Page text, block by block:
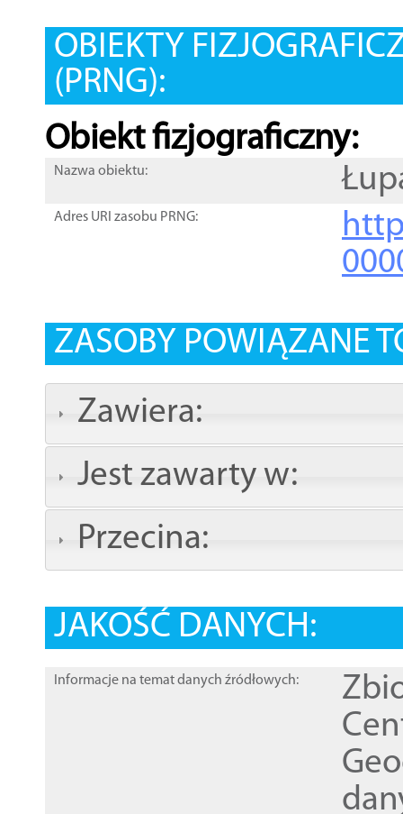
OBIEKTY
(PRNG):
Obiekt fizjograficzny:
Nazwa obiektu:
Adres URI zasobu PRNG:
ZASOBY POWIĄZANE
Zawiera:
Jest zawarty w:
Przecina:
JAKOŚĆ DANYCH:
Informacje na temat danych źródłowych: